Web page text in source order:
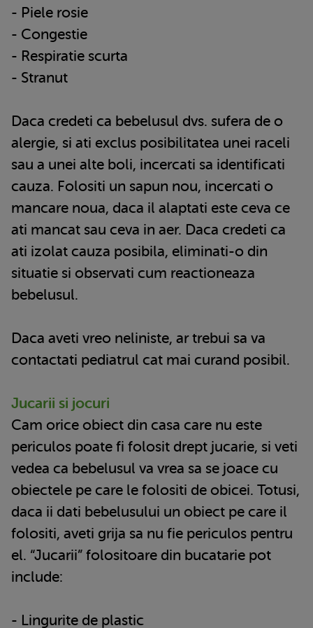
- Piele rosie
- Congestie
- Respiratie scurta
- Stranut
Daca credeti ca bebelusul dvs. sufera de o
alergie, si ati exclus posibilitatea unei raceli
sau a unei alte boli, incercati sa identificati
cauza. Folositi un sapun nou, incercati o
mancare noua, daca il alaptati este ceva ce
ati mancat sau ceva in aer. Daca credeti ca
ati izolat cauza posibila, eliminati-o din
situatie si observati cum reactioneaza
bebelusul.
Daca aveti vreo neliniste, ar trebui sa va
contactati pediatrul cat mai curand posibil.
Jucarii si jocuri
Cam orice obiect din casa care nu este
periculos poate fi folosit drept jucarie, si veti
vedea ca bebelusul va vrea sa se joace cu
obiectele pe care le folositi de obicei. Totusi,
daca ii dati bebelusului un obiect pe care il
folositi, aveti grija sa nu fie periculos pentru
el. “Jucarii” folositoare din bucatarie pot
include:
- Lingurite de plastic